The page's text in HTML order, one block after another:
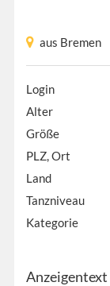
aus Bremen
Login
Alter
Größe
PLZ, Ort
Land
Tanzniveau
Kategorie
Anzeigentext